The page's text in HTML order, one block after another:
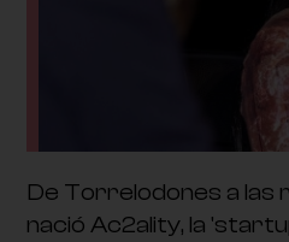
De Torrelodones a las
nació Ac2ality, la